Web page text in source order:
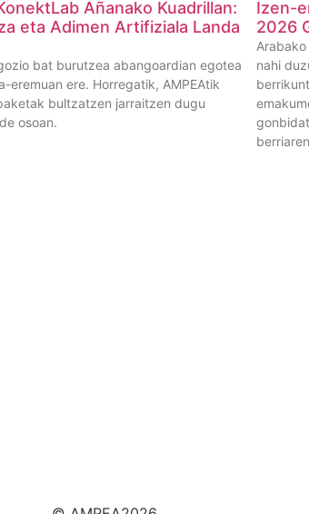
Añanako Kuadrillan:
eta Adimen Artifiziala Landa
bat burutzea abangoardian egotea
eremuan ere. Horregatik, AMPEAtik
bultzatzen jarraitzen dugu
osoan.
Izen-
2026
nahi